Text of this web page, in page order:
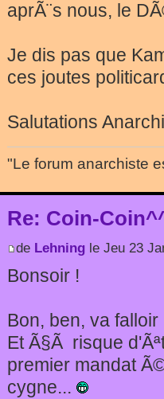
aprÃ¨s nous, le
Je dis pas que
ces joutes
Salutations
"Le forum anarchiste
Re: Coin-
de Lehningle Jeu 23
Bonsoir !
Bon, ben, va
Et Ã§Ã risque
premier mandat
cygne...